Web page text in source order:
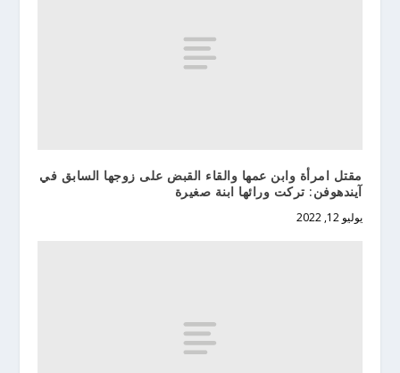
مقتل امرأة وابن عمها والقاء القبض على زوجها السابق في
آيندهوفن: تركت ورائها ابنة صغيرة
يوليو 12, 2022